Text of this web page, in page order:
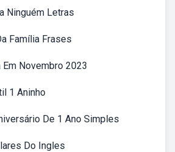
Ninguém Letras
Família Frases
Em Novembro 2023
1 Aninho
De 1 Ano Simples
Do Ingles